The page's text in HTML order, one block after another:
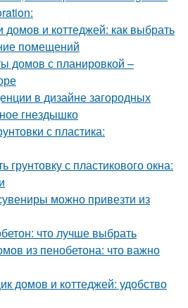
и коттеджей: как выбрать
помещений
домов с планировкой –
в дизайне загородных
гнездышко
с пластика:
грунтовку с пластикового окна:
можно привезти из
что лучше выбрать
из пенобетона: что важно
домов и коттеджей: удобство